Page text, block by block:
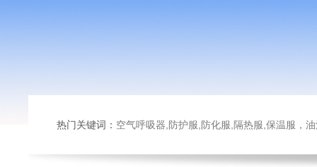
热门关键词： 空气呼吸器,防护服,防化服,隔热服,保温服，